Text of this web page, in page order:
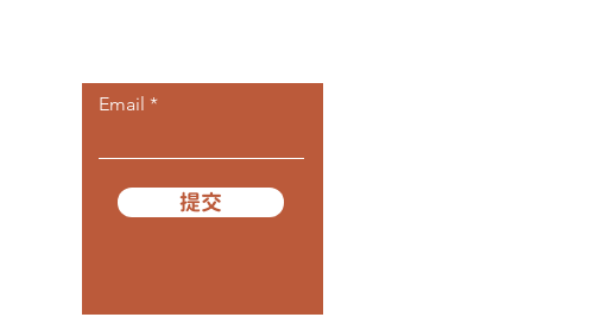
Email
提交